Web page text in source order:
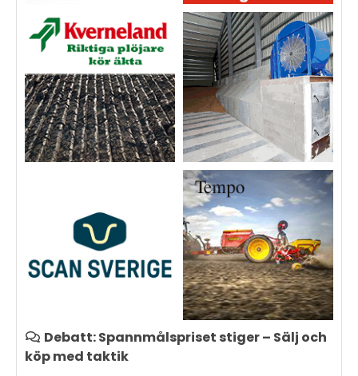
Debatt: Spannmålspriset stiger – Sälj och
köp med taktik